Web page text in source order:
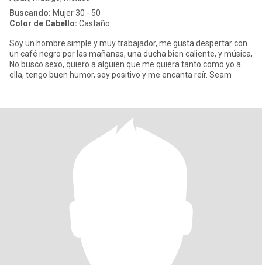
Buscando: Mujer 30 - 50
Color de Cabello: Castaño
Soy un hombre simple y muy trabajador, me gusta despertar con
un café negro por las mañanas, una ducha bien caliente, y música,
No busco sexo, quiero a alguien que me quiera tanto como yo a
ella, tengo buen humor, soy positivo y me encanta reír. Seam